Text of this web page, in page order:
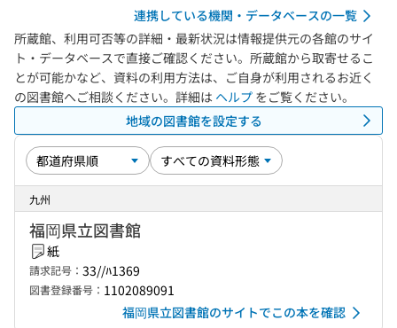
連携している機関・データベースの一覧
所蔵館、利用可否等の詳細・最新状況は情報提供元の各館のサイ
ト・データベースで直接ご確認ください。所蔵館から取寄せるこ
とが可能かなど、資料の利用方法は、ご自身が利用されるお近く
の図書館へご相談ください。詳細は ヘルプ をご覧ください。
地域の図書館を設定する
九州
福岡県立図書館
紙
請求記号： 33//ﾊ1369
図書登録番号： 1102089091
福岡県立図書館のサイトでこの本を確認